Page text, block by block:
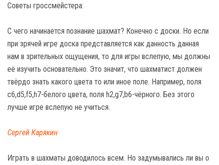
Советы гроссмейстера:
С чего начинается познание шахмат? Конечно с доски. Но если
при зрячей игре доска представляется как данность данная
нам в зрительных ощущения, то для игры вслепую, мы должны
её изучить основательно. Это значит, что шахматист должен
твёрдо знать какого цвета то или иное поле. Например, поля
c6,d5,f5,h7-белого цвета, поля h2,g7,b6-чёрного. Без этого
лучше игре вслепую не учиться.
Сергей Карякин
Играть в шахматы доводилось всем. Но задумывались ли вы о